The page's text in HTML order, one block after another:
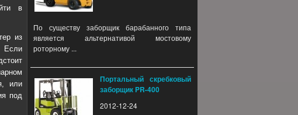
в
из
Если
или
под
По существу заборщик барабанного типа
является альтернативой мостовому
роторному ...
Портальный скребковый
заборщик PR-400
2012-12-24